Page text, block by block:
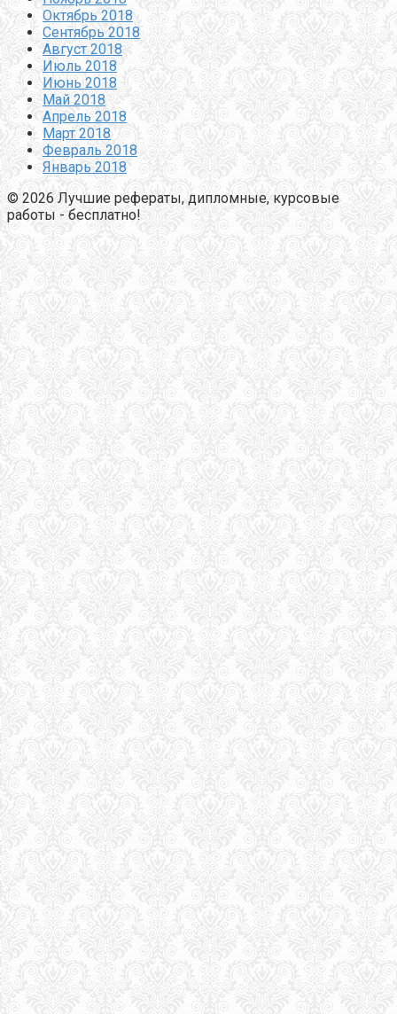
Октябрь 2018
Сентябрь 2018
Август 2018
Июль 2018
Июнь 2018
Май 2018
Апрель 2018
Март 2018
Февраль 2018
Январь 2018
© 2026 Лучшие рефераты, дипломные, курсовые
работы - бесплатно!